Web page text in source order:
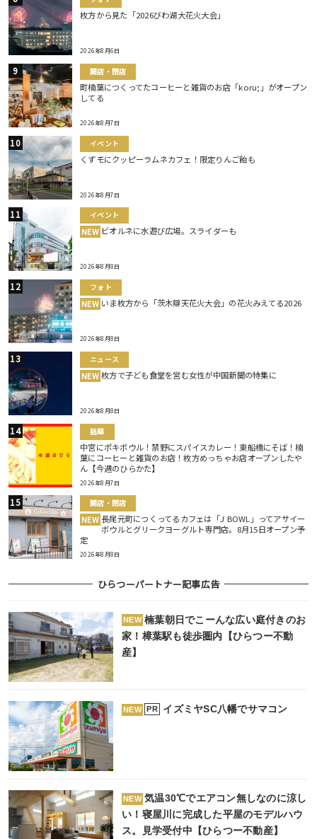
枚方から見た「2026びわ湖大花火大会」
2026年8月6日
開店・閉店
町楠葉につくってたコーヒーと雑貨のお店「koru;」がオープン
してる
2026年8月7日
イベント
くずモにクッピーラムネカフェ！限定りんご飴も
2026年8月7日
イベント
NEW ビオルネに水遊び広場。スライダーも
2026年8月8日
フォト
NEW いま枚方から「茨木辯天花火大会」の花火みえてる2026
2026年8月8日
ニュース
NEW 枚方で子ども食堂を営む女性が中国新聞の特集に
2026年8月8日
話題
中宮にポキボウル！禁野にスパイスカレー！東船橋にそば！楠
葉にコーヒーと雑貨のお店！枚方めっちゃお店オープンしたや
ん【今週のひらかた】
2026年8月7日
開店・閉店
NEW 長尾元町につくってるカフェは「J BOWL」ってアサイー
ボウルとグリークヨーグルト専門店。8月15日オープン予
定
2026年8月8日
ひらつーパートナー記事広告
NEW 楠葉朝日でこーんな広い庭付きのお
家！樟葉駅も徒歩圏内【ひらつー不動
産】
NEW PR イズミヤSC八幡でサマコン
NEW 気温30℃でエアコン無しなのに涼し
い！寝屋川に完成した平屋のモデルハウ
ス。見学受付中【ひらつー不動産】